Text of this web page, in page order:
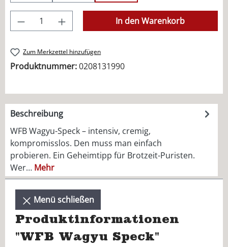
Produkt Anzahl: Gib den gewünschten
In den Warenkorb
Zum Merkzettel hinzufügen
Produktnummer:0208131990
Beschreibung
WFB Wagyu-Speck – intensiv, cremig,
kompromisslos. Den muss man einfach
probieren. Ein Geheimtipp für Brotzeit-Puristen.
Wer… Mehr
Menü schließen
Produktinformationen
"WFB Wagyu Speck"